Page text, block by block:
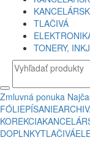
TLAČIVÁ
TONERY,
Zmluvná ponuka
FÓLIEPÍSANIE
KOREKCIA
DOPLNKYTLAČIVÁ